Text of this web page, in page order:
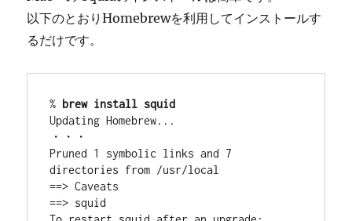
以下のとおりHomebrewを利用してインストールす
るだけです。
% brew install squid
Updating Homebrew...
・・・
Pruned 1 symbolic links and 7
directories from /usr/local
==> Caveats
==> squid